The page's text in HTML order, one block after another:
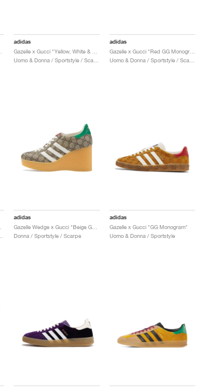
adidas adidas
Gazelle x Gucci "Red GG Monogram"
adidas
Gazelle Wedge x Gucci "Beige GG Monogram"
Donna / Sportstyle / Scarpe
adidas
Gazelle x Gucci "GG Monogram"
Uomo & Donna / Sportstyle